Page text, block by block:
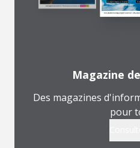
Magazine
Des magazines
pour